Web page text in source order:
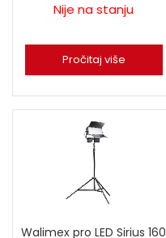
Nije na stanju
Pročitaj više
Walimex pro LED Sirius 160